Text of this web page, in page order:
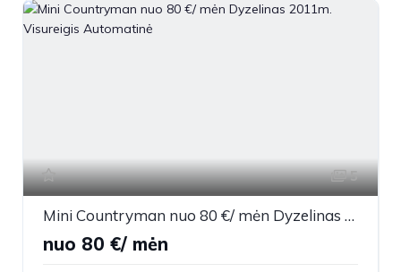
5
Mini Countryman nuo 80 €/ mėn Dyzelinas 2011m. Visureigis Automatinė
nuo 80 €/ mėn